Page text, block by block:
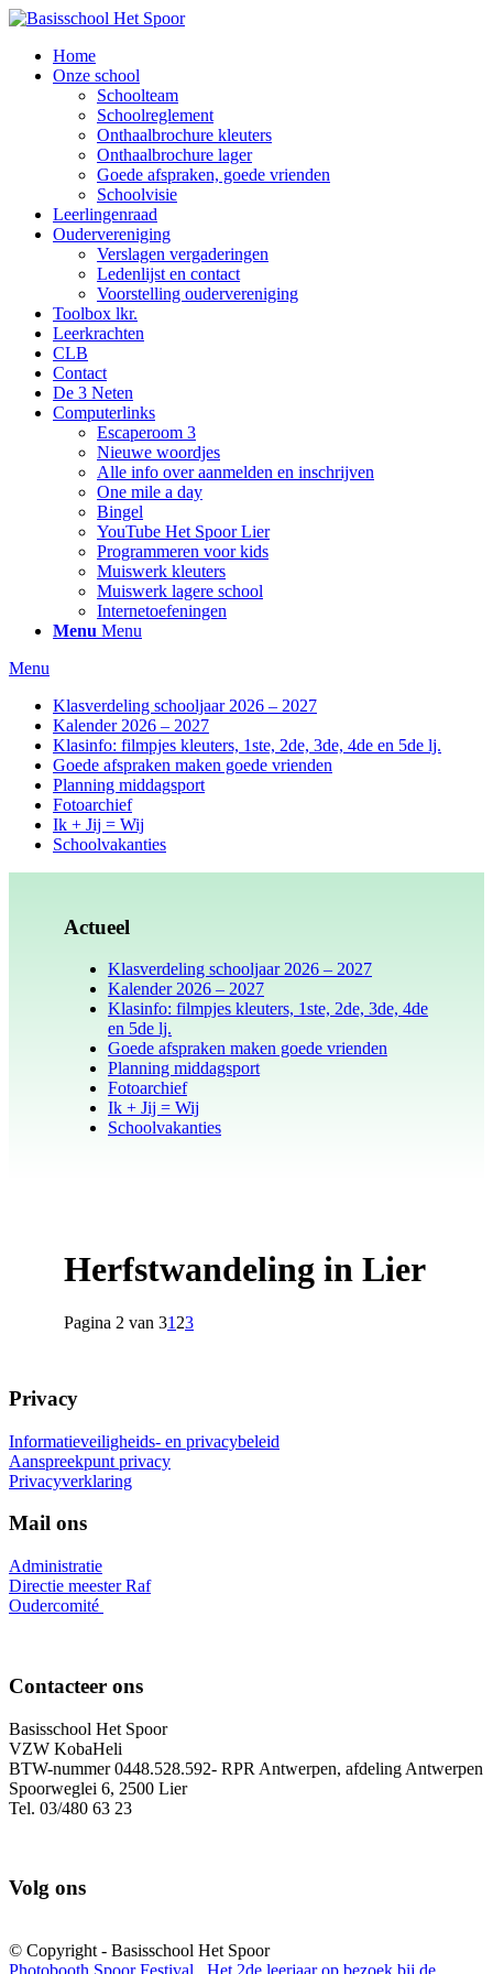
Home
Onze school
Schoolteam
Schoolreglement
Onthaalbrochure kleuters
Onthaalbrochure lager
Goede afspraken, goede vrienden
Schoolvisie
Leerlingenraad
Oudervereniging
Verslagen vergaderingen
Ledenlijst en contact
Voorstelling oudervereniging
Toolbox lkr.
Leerkrachten
CLB
Contact
De 3 Neten
Computerlinks
Escaperoom 3
Nieuwe woordjes
Alle info over aanmelden en inschrijven
One mile a day
Bingel
YouTube Het Spoor Lier
Programmeren voor kids
Muiswerk kleuters
Muiswerk lagere school
Internetoefeningen
Menu Menu
Menu
Klasverdeling schooljaar 2026 – 2027
Kalender 2026 – 2027
Klasinfo: filmpjes kleuters, 1ste, 2de, 3de, 4de en 5de lj.
Goede afspraken maken goede vrienden
Planning middagsport
Fotoarchief
Ik + Jij = Wij
Schoolvakanties
Actueel
Klasverdeling schooljaar 2026 – 2027
Kalender 2026 – 2027
Klasinfo: filmpjes kleuters, 1ste, 2de, 3de, 4de
en 5de lj.
Goede afspraken maken goede vrienden
Planning middagsport
Fotoarchief
Ik + Jij = Wij
Schoolvakanties
Herfstwandeling in Lier
Pagina 2 van 31 23
Privacy
Informatieveiligheids- en privacybeleid
Aanspreekpunt privacy
Privacyverklaring
Mail ons
Administratie
Directie meester Raf
Oudercomité
Contacteer ons
Basisschool Het Spoor
VZW KobaHeli
BTW-nummer 0448.528.592- RPR Antwerpen, afdeling Antwerpen
Spoorweglei 6, 2500 Lier
Tel. 03/480 63 23
Volg ons
© Copyright - Basisschool Het Spoor
Photobooth Spoor Festival
Het 2de leerjaar op bezoek bij de